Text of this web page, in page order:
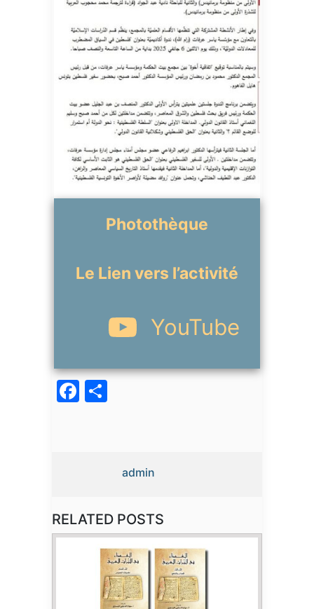
Photothèque
Le Lien vers l’activité
YouTube
Facebook
admin
RELATED POSTS